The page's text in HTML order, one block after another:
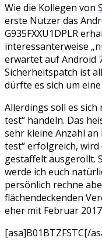
Wie die Kollegen von
erste Nutzer das
G935FXXU1DPLR
interessanterweise
erwartet auf Android
Sicherheitspatch ist
dürfte es sich um
Allerdings soll es
test“ handeln. Das
sehr kleine Anzahl
test“ erfolgreich,
gestaffelt ausgerollt.
werde ich euch
persönlich rechne
flächendeckenden
eher mit Februar
[asa]B01BTZFSTC[/